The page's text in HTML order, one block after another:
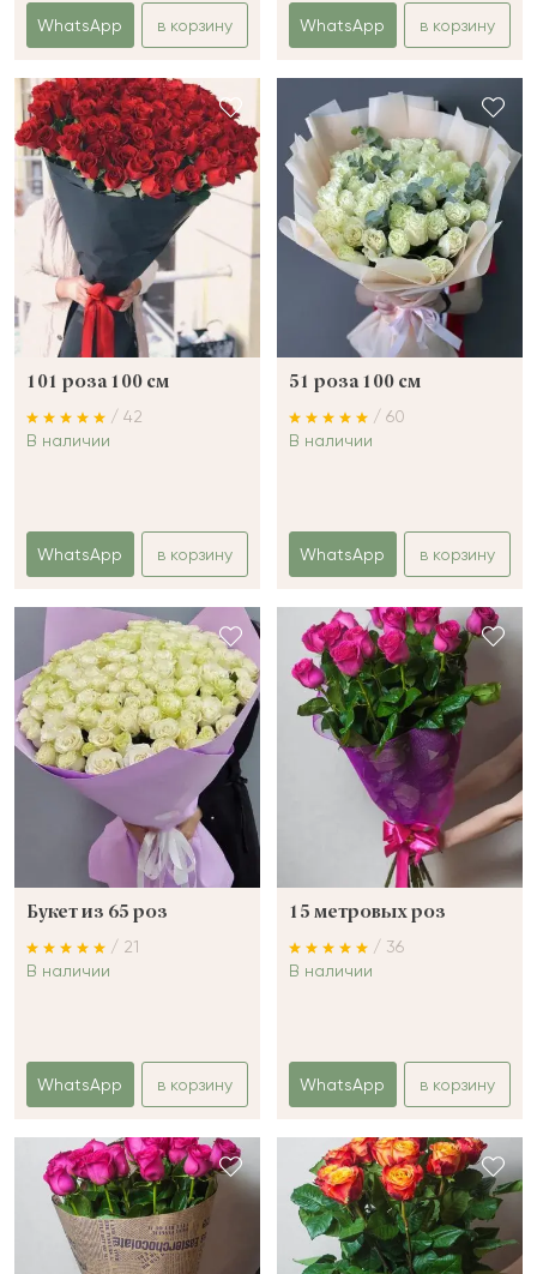
WhatsApp в корзину WhatsApp в корзину
101 роза 100 см
/ 42
В наличии
WhatsApp в корзину
51 роза 100 см
/ 60
В наличии
WhatsApp в корзину
Букет из 65 роз
/ 21
В наличии
WhatsApp в корзину
15 метровых роз
/ 36
В наличии
WhatsApp в корзину